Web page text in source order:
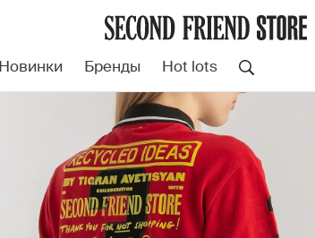
Новинки Бренды Hot lots